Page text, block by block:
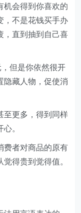
机会得到你喜欢的
，不是花钱买手办
，直到抽到自己喜
但是你依然很开
隐藏人物，促使消
至更多，得到同样
。
费者对商品的原有
得贵到觉得值。